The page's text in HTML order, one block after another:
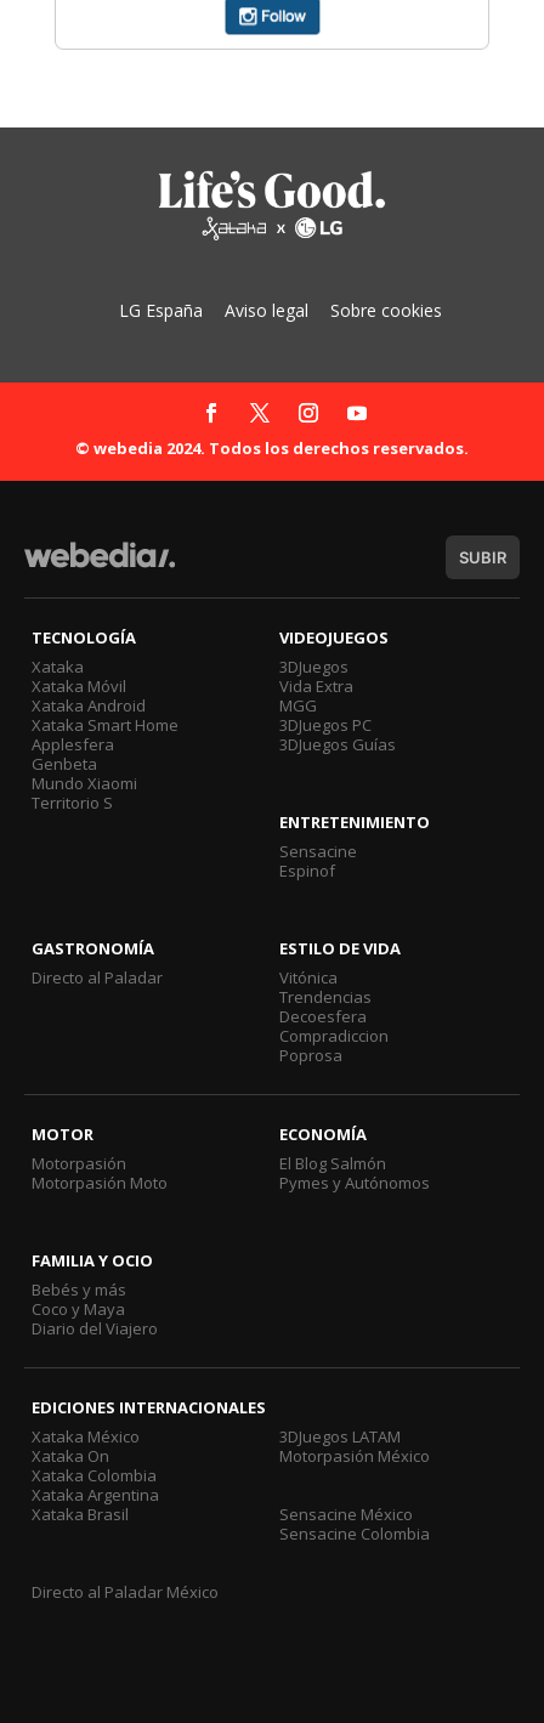
LG España Aviso legal Sobre cookies
© webedia 2024. Todos los derechos reservados.
SUBIR
TECNOLOGÍA
Xataka
Xataka Móvil
Xataka Android
Xataka Smart Home
Applesfera
Genbeta
Mundo Xiaomi
Territorio S
VIDEOJUEGOS
3DJuegos
Vida Extra
MGG
3DJuegos PC
3DJuegos Guías
ENTRETENIMIENTO
Sensacine
Espinof
GASTRONOMÍA
Directo al Paladar
ESTILO DE VIDA
Vitónica
Trendencias
Decoesfera
Compradiccion
Poprosa
MOTOR
Motorpasión
Motorpasión Moto
ECONOMÍA
El Blog Salmón
Pymes y Autónomos
FAMILIA Y OCIO
Bebés y más
Coco y Maya
Diario del Viajero
EDICIONES INTERNACIONALES
Xataka México
Xataka On
Xataka Colombia
Xataka Argentina
Xataka Brasil
3DJuegos LATAM
Motorpasión México
Sensacine México
Sensacine Colombia
Directo al Paladar México